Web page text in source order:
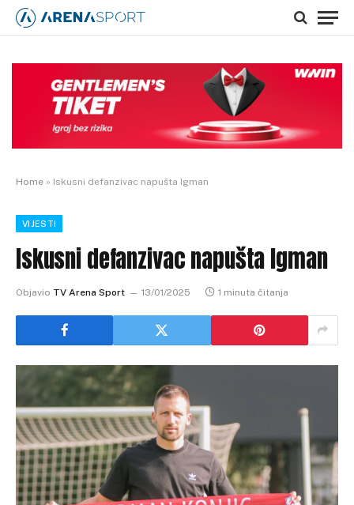
Home » Iskusni defanzivac napušta Igman
VIJESTI
Iskusni defanzivac napušta Igman
Objavio TV Arena Sport 13/01/2025 1 minuta čitanja